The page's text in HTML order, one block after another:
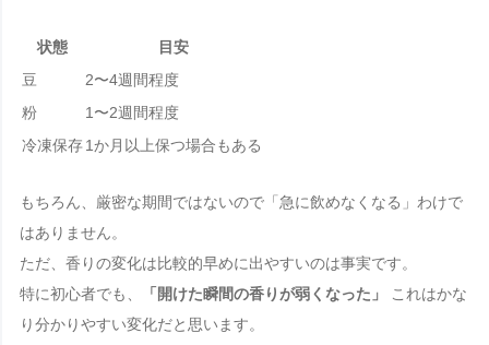
状態
目安
豆
2〜4週間程度
粉
1〜2週間程度
冷凍保存1か月以上保つ場合もある
もちろん、厳密な期間ではないので「急に飲めなくなる」わけで
はありません。
ただ、香りの変化は比較的早めに出やすいのは事実です。
特に初心者でも、
「開けた瞬間の香りが弱くなった」
これはかな
り分かりやすい変化だと思います。